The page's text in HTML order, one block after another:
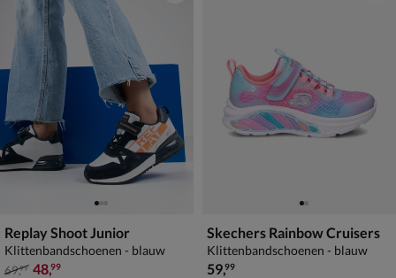
Replay Shoot Junior
Klittenbandschoenen - blauw
van € 69,99 voor € 48,99
69,99 48,99
Skechers Rainbow Cruisers
Klittenbandschoenen - blauw
€ 59,99
59,99